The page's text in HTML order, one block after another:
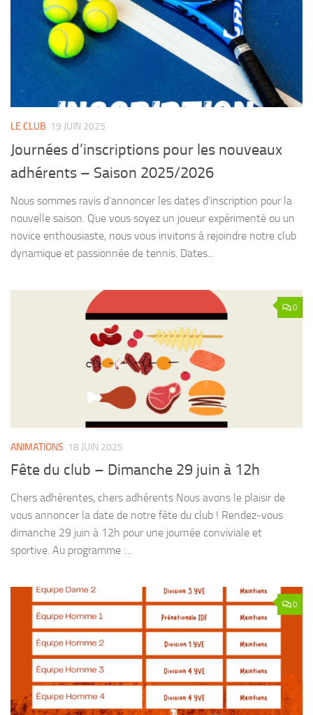
LE CLUB 19 JUIN 2025
Journées d’inscriptions pour les nouveaux
adhérents – Saison 2025/2026
Nous sommes ravis d’annoncer les dates d’inscription pour la
nouvelle saison. Que vous soyez un joueur expérimenté ou un
novice enthousiaste, nous vous invitons à rejoindre notre club
dynamique et passionnée de tennis. Dates...
0
ANIMATIONS 18 JUIN 2025
Fête du club – Dimanche 29 juin à 12h
Chers adhérentes, chers adhérents Nous avons le plaisir de
vous annoncer la date de notre fête du club ! Rendez-vous
dimanche 29 juin à 12h pour une journée conviviale et
sportive. Au programme :...
0